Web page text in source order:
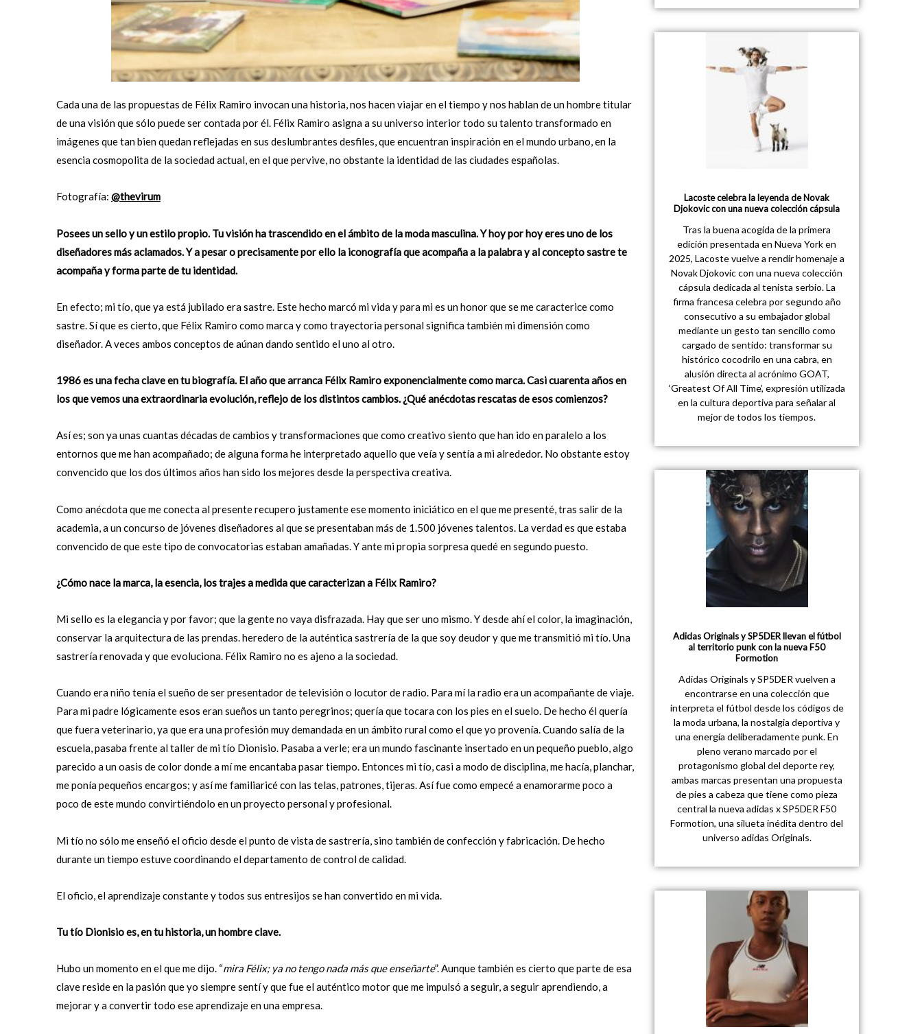
Cada una de las propuestas de Félix Ramiro invocan una historia, nos hacen viajar en el tiempo y nos hablan de un hombre titular
de una visión que sólo puede ser contada por él. Félix Ramiro asigna a su universo interior todo su talento transformado en
imágenes que tan bien quedan reflejadas en sus deslumbrantes desfiles, que encuentran inspiración en el mundo urbano, en la
esencia cosmopolita de la sociedad actual, en el que pervive, no obstante la identidad de las ciudades españolas.
Fotografía: @thevirum
Posees un sello y un estilo propio. Tu visión ha trascendido en el ámbito de la moda masculina. Y hoy por hoy eres uno de los
diseñadores más aclamados. Y a pesar o precisamente por ello la iconografía que acompaña a la palabra y al concepto sastre te
acompaña y forma parte de tu identidad.
En efecto; mi tío, que ya está jubilado era sastre. Este hecho marcó mi vida y para mi es un honor que se me caracterice como
sastre. Sí que es cierto, que Félix Ramiro como marca y como trayectoria personal significa también mi dimensión como
diseñador. A veces ambos conceptos de aúnan dando sentido el uno al otro.
1986 es una fecha clave en tu biografía. El año que arranca Félix Ramiro exponencialmente como marca. Casi cuarenta años en
los que vemos una extraordinaria evolución, reflejo de los distintos cambios. ¿Qué anécdotas rescatas de esos comienzos?
Así es; son ya unas cuantas décadas de cambios y transformaciones que como creativo siento que han ido en paralelo a los
entornos que me han acompañado; de alguna forma he interpretado aquello que veía y sentía a mi alrededor. No obstante estoy
convencido que los dos últimos años han sido los mejores desde la perspectiva creativa.
Como anécdota que me conecta al presente recupero justamente ese momento iniciático en el que me presenté, tras salir de la
academia, a un concurso de jóvenes diseñadores al que se presentaban más de 1.500 jóvenes talentos. La verdad es que estaba
convencido de que este tipo de convocatorias estaban amañadas. Y ante mi propia sorpresa quedé en segundo puesto.
¿Cómo nace la marca, la esencia, los trajes a medida que caracterizan a Félix Ramiro?
Mi sello es la elegancia y por favor; que la gente no vaya disfrazada. Hay que ser uno mismo. Y desde ahí el color, la imaginación,
conservar la arquitectura de las prendas. heredero de la auténtica sastrería de la que soy deudor y que me transmitió mi tío. Una
sastrería renovada y que evoluciona. Félix Ramiro no es ajeno a la sociedad.
Cuando era niño tenía el sueño de ser presentador de televisión o locutor de radio. Para mí la radio era un acompañante de viaje.
Para mi padre lógicamente esos eran sueños un tanto peregrinos; quería que tocara con los pies en el suelo. De hecho él quería
que fuera veterinario, ya que era una profesión muy demandada en un ámbito rural como el que yo provenía. Cuando salía de la
escuela, pasaba frente al taller de mi tío Dionisio. Pasaba a verle; era un mundo fascinante insertado en un pequeño pueblo, algo
parecido a un oasis de color donde a mí me encantaba pasar tiempo. Entonces mi tío, casi a modo de disciplina, me hacía, planchar,
me ponía pequeños encargos; y así me familiaricé con las telas, patrones, tijeras. Así fue como empecé a enamorarme poco a
poco de este mundo convirtiéndolo en un proyecto personal y profesional.
Mi tío no sólo me enseñó el oficio desde el punto de vista de sastrería, sino también de confección y fabricación. De hecho
durante un tiempo estuve coordinando el departamento de control de calidad.
El oficio, el aprendizaje constante y todos sus entresijos se han convertido en mi vida.
Tu tío Dionisio es, en tu historia, un hombre clave.
Hubo un momento en el que me dijo. “mira Félix; ya no tengo nada más que enseñarte”. Aunque también es cierto que parte de esa
clave reside en la pasión que yo siempre sentí y que fue el auténtico motor que me impulsó a seguir, a seguir aprendiendo, a
mejorar y a convertir todo ese aprendizaje en una empresa.
Lacoste celebra la leyenda de Novak
Djokovic con una nueva colección cápsula
Tras la buena acogida de la primera
edición presentada en Nueva York en
2025, Lacoste vuelve a rendir homenaje a
Novak Djokovic con una nueva colección
cápsula dedicada al tenista serbio. La
firma francesa celebra por segundo año
consecutivo a su embajador global
mediante un gesto tan sencillo como
cargado de sentido: transformar su
histórico cocodrilo en una cabra, en
alusión directa al acrónimo GOAT,
‘Greatest Of All Time’, expresión utilizada
en la cultura deportiva para señalar al
mejor de todos los tiempos.
Adidas Originals y SP5DER llevan el fútbol
al territorio punk con la nueva F50
Formotion
Adidas Originals y SP5DER vuelven a
encontrarse en una colección que
interpreta el fútbol desde los códigos de
la moda urbana, la nostalgia deportiva y
una energía deliberadamente punk. En
pleno verano marcado por el
protagonismo global del deporte rey,
ambas marcas presentan una propuesta
de pies a cabeza que tiene como pieza
central la nueva adidas x SP5DER F50
Formotion, una silueta inédita dentro del
universo adidas Originals.